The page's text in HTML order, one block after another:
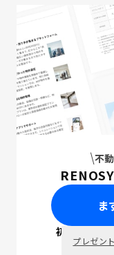
不
ま
初回面談で
プレゼン